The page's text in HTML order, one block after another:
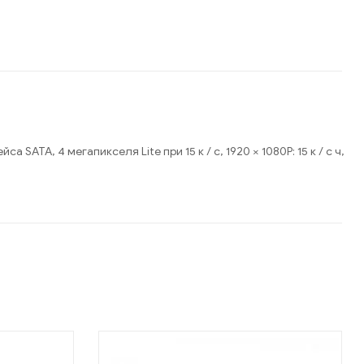
SATA, 4 мегапикселя Lite при 15 к / с, 1920 × 1080P: 15 к / с ч,